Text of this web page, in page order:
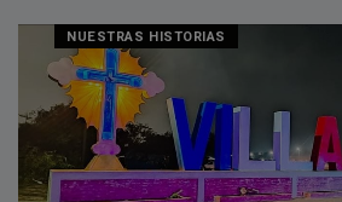
NUESTRAS HISTORIAS